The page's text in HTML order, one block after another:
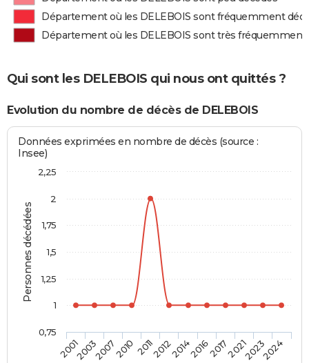
Département où les DELEBOIS sont fréquemment
Département où les DELEBOIS sont très fréquemment
Qui sont les DELEBOIS qui nous ont quittés ?
Evolution du nombre de décès de DELEBOIS
Personnes décédées
Données exprimées en nombre de décès (source :
Insee)
2001200320072010 20112012201420162017202120232024
0,75
1
1,25
1,5
1,75
2
2,25